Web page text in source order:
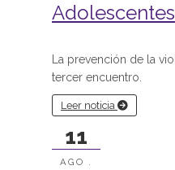
Adolescentes
La prevención de la
tercer encuentro.
Leer noticia
11
AGO .